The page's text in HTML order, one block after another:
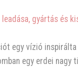
leadása, gyártás és
egy vízió
egy erdei nagy